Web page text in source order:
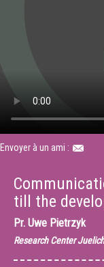
Envoyer à un ami :
till the
Pr. Uwe Pietrzyk
Research Center